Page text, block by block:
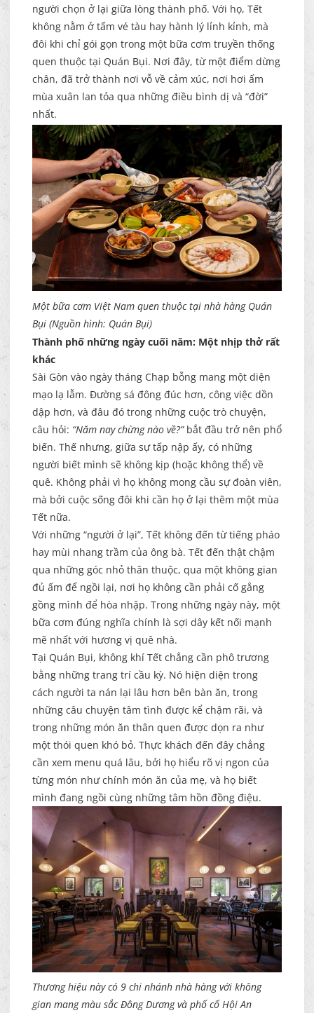
người chọn ở lại giữa lòng thành phố. Với họ, Tết
không nằm ở tấm vé tàu hay hành lý lỉnh kỉnh, mà
đôi khi chỉ gói gọn trong một bữa cơm truyền thống
quen thuộc tại Quán Bụi. Nơi đây, từ một điểm dừng
chân, đã trở thành nơi vỗ về cảm xúc, nơi hơi ấm
mùa xuân lan tỏa qua những điều bình dị và “đời”
nhất.
Một bữa cơm Việt Nam quen thuộc tại nhà hàng Quán
Bụi (Nguồn hình: Quán Bụi)
Thành phố những ngày cuối năm: Một nhịp thở rất
khác
Sài Gòn vào ngày tháng Chạp bỗng mang một diện
mạo lạ lẫm. Đường sá đông đúc hơn, công việc dồn
dập hơn, và đâu đó trong những cuộc trò chuyện,
câu hỏi: “Năm nay chừng nào về?”bắt đầu trở nên phổ
biến. Thế nhưng, giữa sự tấp nập ấy, có những
người biết mình sẽ không kịp (hoặc không thể) về
quê. Không phải vì họ không mong cầu sự đoàn viên,
mà bởi cuộc sống đôi khi cần họ ở lại thêm một mùa
Tết nữa.
Với những “người ở lại”, Tết không đến từ tiếng pháo
hay mùi nhang trầm của ông bà. Tết đến thật chậm
qua những góc nhỏ thân thuộc, qua một không gian
đủ ấm để ngồi lại, nơi họ không cần phải cố gắng
gồng mình để hòa nhập. Trong những ngày này, một
bữa cơm đúng nghĩa chính là sợi dây kết nối mạnh
mẽ nhất với hương vị quê nhà.
Tại Quán Bụi, không khí Tết chẳng cần phô trương
bằng những trang trí cầu kỳ. Nó hiện diện trong
cách người ta nán lại lâu hơn bên bàn ăn, trong
những câu chuyện tâm tình được kể chậm rãi, và
trong những món ăn thân quen được dọn ra như
một thói quen khó bỏ. Thực khách đến đây chẳng
cần xem menu quá lâu, bởi họ hiểu rõ vị ngon của
từng món như chính món ăn của mẹ, và họ biết
mình đang ngồi cùng những tâm hồn đồng điệu.
Thương hiệu này có 9 chi nhánh nhà hàng với không
gian mang màu sắc Đông Dương và phố cổ Hội An